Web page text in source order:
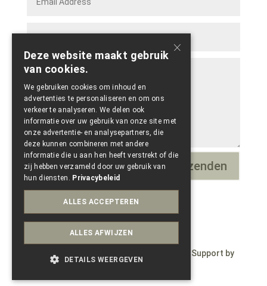
13 + 3= Verzenden
© Copyright 2023 – Wepdzign by Paele – Support by
×
Deze website maakt gebruik
van cookies.
We gebruiken cookies om inhoud en
advertenties te personaliseren en om ons
verkeer te analyseren. We delen ook
informatie over uw gebruik van onze site met
onze advertentie- en analysepartners, die
deze kunnen combineren met andere
informatie die u aan hen heeft verstrekt of die
zij hebben verzameld door uw gebruik van
hun diensten. Privacybeleid
ALLES ACCEPTEREN
ALLES AFWIJZEN
DETAILS WEERGEVEN